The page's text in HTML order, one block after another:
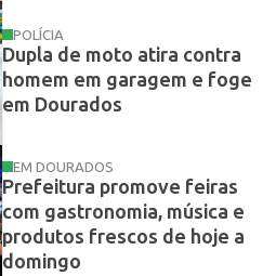
POLÍCIA
Dupla de moto atira contra
homem em garagem e foge
em Dourados
EM DOURADOS
Prefeitura promove feiras
com gastronomia, música e
produtos frescos de hoje a
domingo